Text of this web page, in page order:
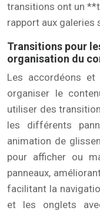
transitions ont un
rapport aux galeries
Transitions pour
organisation du
Les accordéons
organiser le
utiliser des
les différents
animation de
pour afficher ou
panneaux,
facilitant la
et les onglets